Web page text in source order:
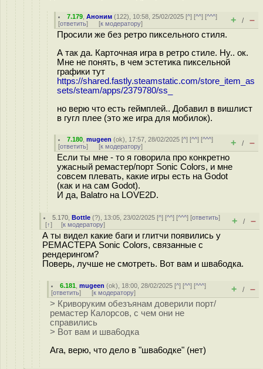
7.179 ,Аноним (122), 10:58, 25/02/2025 [^] [^^] [^^^]
[ответить] [к модератору] + / –
Просили же без ретро пиксельного стиля.
А так да. Карточная игра в ретро стиле. Ну.. ок.
Мне не понять, в чем эстетика пиксельной
графики тут
https://shared.fastly.steamstatic.com/store_item_as
sets/steam/apps/2379780/ss_
но верю что есть геймплей.. Добавил в вишлист
в гугл плее (это же игра для мобилок).
7.180 ,mugeen (ok), 17:57, 28/02/2025 [^] [^^] [^^^]
[ответить] [к модератору] + / –
Если ты мне - то я говорила про конкретно
ужасный ремастер/порт Sonic Colors, и мне
совсем плевать, какие игры есть на Godot
(как и на сам Godot).
И да, Balatro на LOVE2D.
5.170 ,Bottle (?), 13:05, 23/02/2025 [^] [^^] [^^^] [ответить]
[↑] [к модератору] + / –
А ты видел какие баги и глитчи появились у
РЕМАСТЕРА Sonic Colors, связанные с
рендерингом?
Поверь, лучше не смотреть. Вот вам и шва6одка.
6.181 ,mugeen (ok), 18:00, 28/02/2025 [^] [^^] [^^^]
[ответить] [к модератору] + / –
> Криворуким обезъянам доверили порт/
ремастер Калорсов, с чем они не
справились
> Вот вам и шва6одка
Ага, верю, что дело в "шва6одке" (нет)